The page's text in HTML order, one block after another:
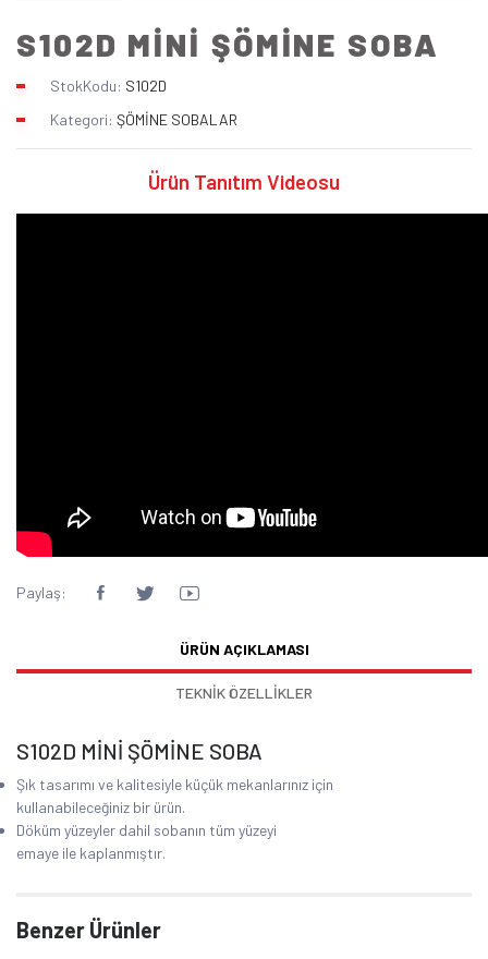
S102D MİNİ ŞÖMİNE SOBA
StokKodu: S102D
Kategori: ŞÖMİNE SOBALAR
Ürün Tanıtım Videosu
Paylaş:
ÜRÜN AÇIKLAMASI
TEKNİK ÖZELLİKLER
S102D MİNİ ŞÖMİNE SOBA
Şık tasarımı ve kalitesiyle küçük mekanlarınız için
kullanabileceğiniz bir ürün.
Döküm yüzeyler dahil sobanın tüm yüzeyi
emaye ile kaplanmıştır.
Benzer Ürünler